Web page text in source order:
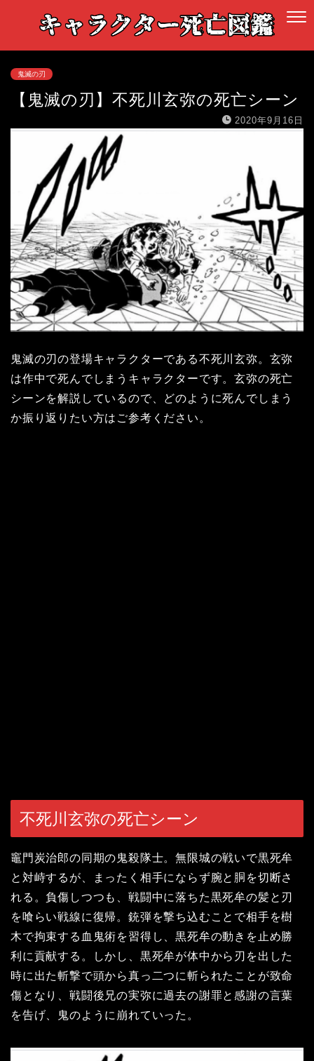
鬼滅の刃
【鬼滅の刃】不死川玄弥の死亡シーン
2020年9月16日
鬼滅の刃の登場キャラクターである不死川玄弥。玄弥
は作中で死んでしまうキャラクターです。玄弥の死亡
シーンを解説しているので、どのように死んでしまう
か振り返りたい方はご参考ください。
不死川玄弥の死亡シーン
竈門炭治郎の同期の鬼殺隊士。無限城の戦いで黒死牟
と対峙するが、まったく相手にならず腕と胴を切断さ
れる。負傷しつつも、戦闘中に落ちた黒死牟の髪と刃
を喰らい戦線に復帰。銃弾を撃ち込むことで相手を樹
木で拘束する血鬼術を習得し、黒死牟の動きを止め勝
利に貢献する。しかし、黒死牟が体中から刃を出した
時に出た斬撃で頭から真っ二つに斬られたことが致命
傷となり、戦闘後兄の実弥に過去の謝罪と感謝の言葉
を告げ、鬼のように崩れていった。